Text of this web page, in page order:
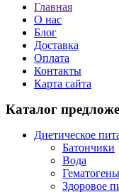
Главная
О нас
Блог
Доставка
Оплата
Контакты
Карта сайта
Каталог
Диетическое
Батончики
Вода
Гематогены
Здоровое